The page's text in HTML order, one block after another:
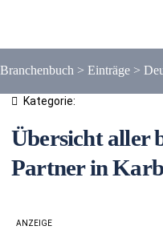
Branchenbuch > Einträge >
Kategorie:
Übersicht aller
Partner in
ANZEIGE